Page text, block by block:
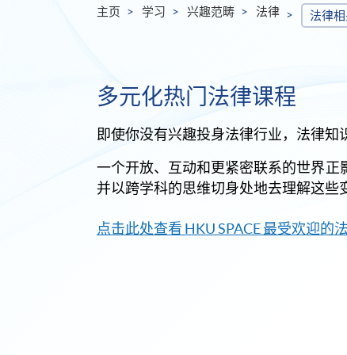
主页 学习 兴趣范畴 法律 法律
多元化热门法律课程
即使你没有兴趣投身法律行业，法律知
一个开放、互动和更紧密联系的世界正
并以跨学科的思维切身处地去理解这些
点击此处查看 HKU SPACE 最受欢迎的